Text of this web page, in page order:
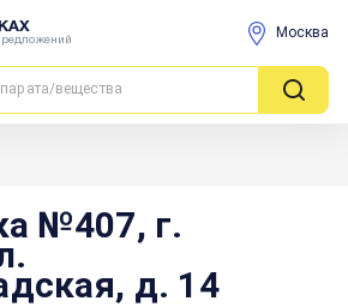
Москва
№407, г.
д. 14